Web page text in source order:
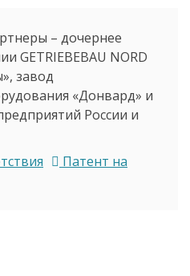
– дочернее
GETRIEBEBAU NORD
завод
«Донвард» и
России и
Патент на